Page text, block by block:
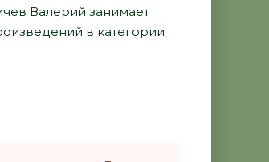
Валерий занимает
в категории